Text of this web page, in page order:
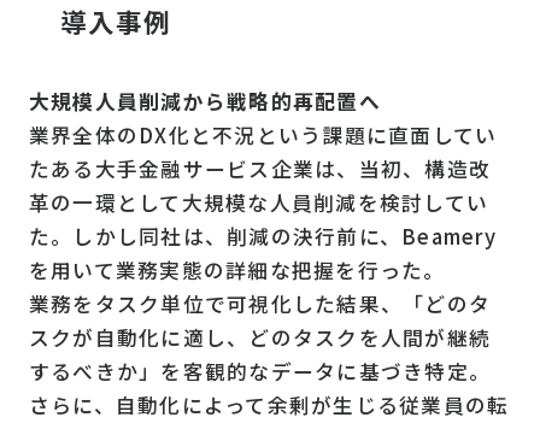
導入事例
大規模人員削減から戦略的再配置へ
業界全体のDX化と不況という課題に直面してい
たある大手金融サービス企業は、当初、構造改
革の一環として大規模な人員削減を検討してい
た。しかし同社は、削減の決行前に、Beamery
を用いて業務実態の詳細な把握を行った。
業務をタスク単位で可視化した結果、「どのタ
スクが自動化に適し、どのタスクを人間が継続
するべきか」を客観的なデータに基づき特定。
さらに、自動化によって余剰が生じる従業員の転